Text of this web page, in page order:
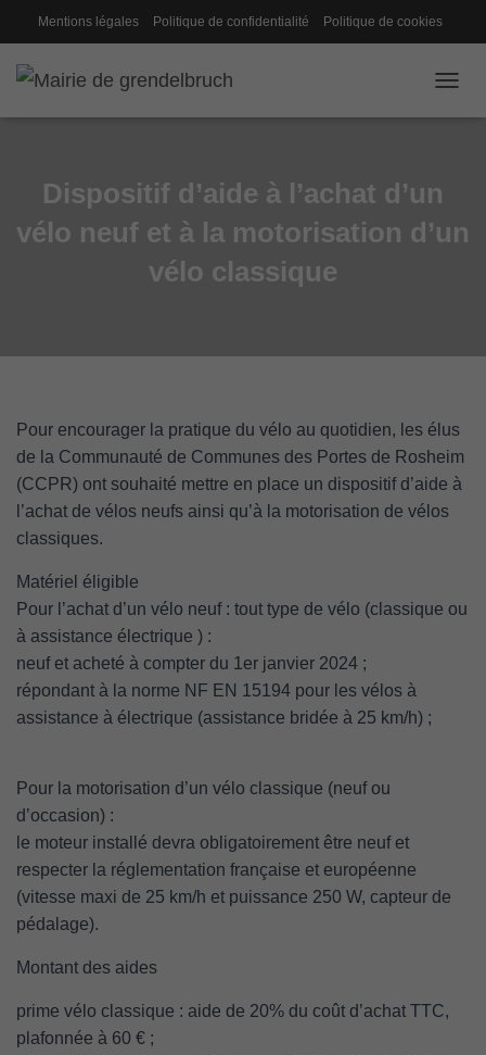
Mentions légales Politique de confidentialité Politique de cookies
Dispositif d’aide à l’achat d’un
vélo neuf et à la motorisation d’un
vélo classique
Pour encourager la pratique du vélo au quotidien, les élus
de la Communauté de Communes des Portes de Rosheim
(CCPR) ont souhaité mettre en place un dispositif d’aide à
l’achat de vélos neufs ainsi qu’à la motorisation de vélos
classiques.
Matériel éligible
Pour l’achat d’un vélo neuf : tout type de vélo (classique ou
à assistance électrique ) :
neuf et acheté à compter du 1er janvier 2024 ;
répondant à la norme NF EN 15194 pour les vélos à
assistance à électrique (assistance bridée à 25 km/h) ;
Pour la motorisation d’un vélo classique (neuf ou
d’occasion) :
le moteur insta llé devra obligatoirement être neuf et
respecter la réglementation française et européenne
(vitesse maxi de 25 km/h et puissance 250 W, capteur de
pédalage).
Montant des aides
prime vélo classique : aide de 20% du coût d’achat TTC,
plafonnée à 60 € ;